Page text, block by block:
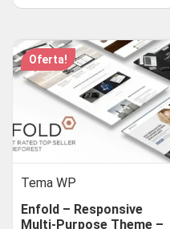
original
R$ 59,99.
atual
R$
Oferta!
Tema WP
Enfold – Responsive
Multi-Purpose Theme –